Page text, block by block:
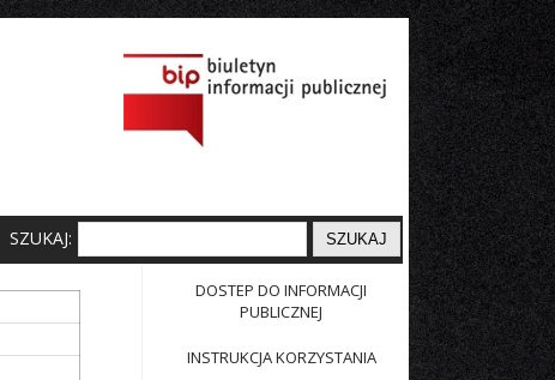
SZUKAJ:
DOSTEP DO INFORMACJI
PUBLICZNEJ
INSTRUKCJA KORZYSTANIA